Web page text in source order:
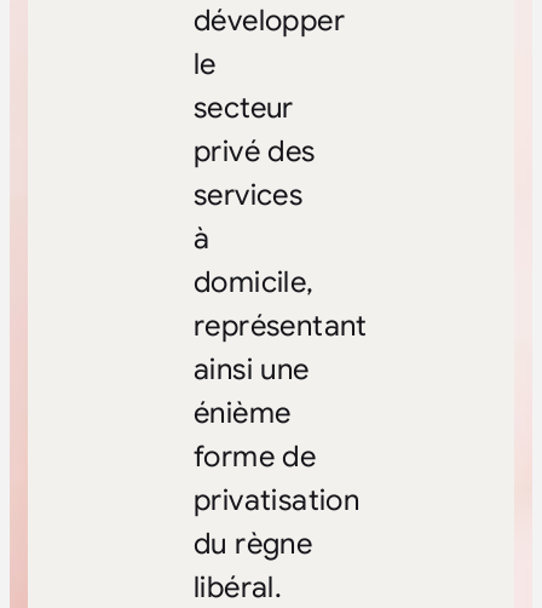
développer
le
secteur
privé des
services
à
domicile,
représentant
ainsi une
énième
forme de
privatisation
du règne
libéral.